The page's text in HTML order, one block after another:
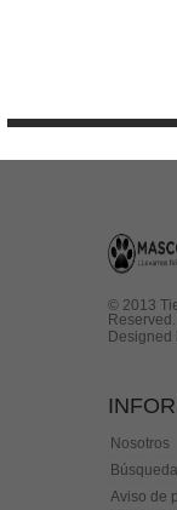
© 2013
Reserved.
Designed
Nosotros
Aviso de